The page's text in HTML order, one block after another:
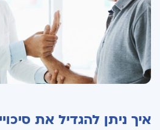
איך ניתן להגדיל את